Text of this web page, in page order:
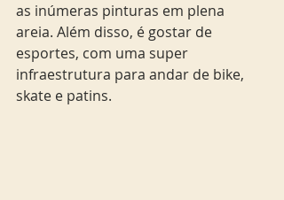
as inúmeras pinturas em plena
areia. Além disso, é gostar de
esportes, com uma super
infraestrutura para andar de bike,
skate e patins.